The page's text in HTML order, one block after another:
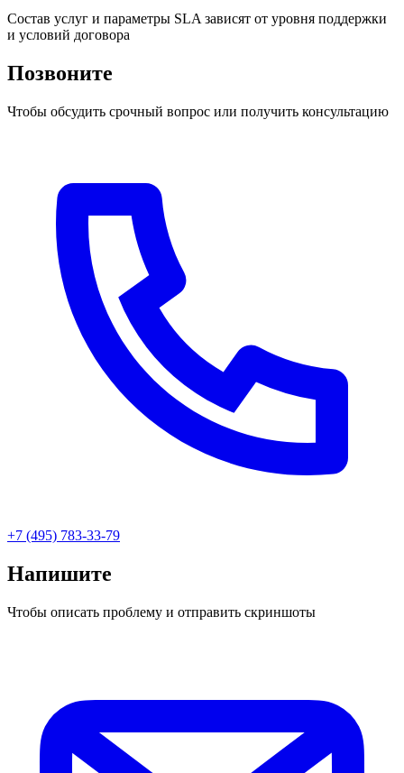
Состав услуг и параметры SLA зависят от уровня поддержки
и условий договора
Позвоните
Чтобы обсудить срочный вопрос или получить консультацию
+7 (495) 783-33-79
Напишите
Чтобы описать проблему и отправить скриншоты